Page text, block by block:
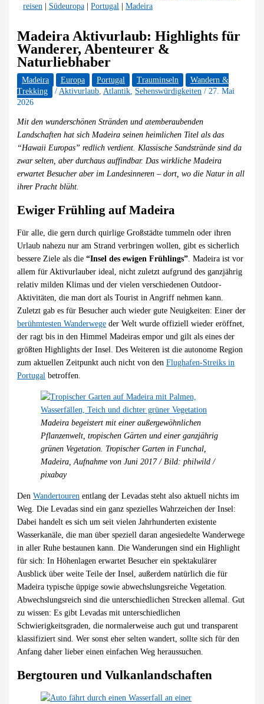
reisen
Südeuropa |Portugal |Madeira
Madeira Aktivurlaub: Highlights für
Wanderer, Abenteurer &
Naturliebhaber
Madeira Europa Portugal Trauminseln
Wandern &
Trekking
/ Aktivurlaub Atlantik Sehenswürdigkeiten / 27. Mai
2026
Mit den wunderschönen Stränden und atemberaubenden
Landschaften hat sich Madeira seinen heimlichen Titel als das
“Hawaii Europas” redlich verdient. Klassische Sandstrände sind da
zwar selten, aber durchaus auffindbar. Das wirkliche Madeira
erwartet Besucher aber im Landesinneren – dort, wo die Natur in all
ihrer Pracht blüht.
Ewiger Frühling auf Madeira
Für alle, die gern durch quirlige Großstädte tummeln oder ihren
Urlaub nahezu nur am Strand verbringen wollen, gibt es sicherlich
bessere Ziele als die“Insel des ewigen Frühlings”. Madeira ist vor
allem für Aktivurlauber ideal, nicht zuletzt aufgrund des ganzjährig
relativ milden Klimas und der vielen verschiedenen Outdoor-
Aktivitäten, die man dort als Tourist in Angriff nehmen kann.
Zuletzt gab es für Besucher auch wieder gute Neuigkeiten: Einer der
berühmtesten Wanderwege der Welt wurde offiziell wieder eröffnet,
der ragt bis in den Himmel Madeiras empor und gilt als eines der
größten Highlights der Insel. Des Weiteren ist die autonome Region
zum aktuellen Zeitpunkt auch nicht von denFlughafen-Streiks in
Portugal betroffen.
Madeira begeistert mit einer außergewöhnlichen
Pflanzenwelt, tropischen Gärten und einer ganzjährig
grünen Vegetation. Tropischer Garten in Funchal,
Madeira, Aufnahme von Juni 2017 / Bild: philwild /
pixabay
DenWandertouren entlang der Levadas steht also aktuell nichts im
Weg. Die Levadas sind ein ganz spezielles Wahrzeichen der Insel:
Dabei handelt es sich um seit vielen Jahrhunderten existente
Wasserkanäle, die man über speziell daran angesiedelte Wanderwege
in aller Ruhe bestaunen kann. Die Wanderungen sind ein Highlight
für sich: In Höhenlagen erwartet Besucher ein spektakulärer
Ausblick über weite Teile der Insel, außerdem natürlich die für
Madeira typische üppige sowie abwechslungsreiche Vegetation.
Abwechslungsreich sind die unterschiedlichen Strecken allemal. Gut
zu wissen: Es gibt Levadas mit unterschiedlichen
Schwierigkeitsgraden, die normalerweise auch gut und transparent
klassifiziert sind. Wer sonst eher selten wandert, sollte sich für den
Anfang daher lieber einen einfachen Weg heraussuchen.
Bergtouren und Vulkanlandschaften